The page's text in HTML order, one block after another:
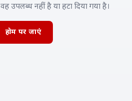
उपलब्ध नहीं है या हटा दिया गया है।
होम पर जाएं